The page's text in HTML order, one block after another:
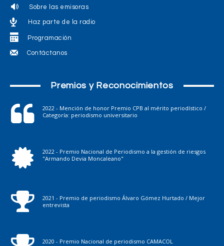
Sobre las emisoras
Haz parte de la radio
Programación
Contáctanos
Premios y Reconocimientos
2022 - Mención de honor Premio CPB al mérito periodístico /
Categoría: periodismo universitario
2022 - Premio Nacional de Periodismo a la gestión de riesgos
"Armando Devia Moncaleano"
2021 - Premio de periodismo Álvaro Gómez Hurtado / Mejor
entrevista
2020 - Premio Nacional de periodismo CAMACOL